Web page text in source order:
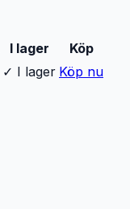
I lager
Köp
✓ I lager Köp nu